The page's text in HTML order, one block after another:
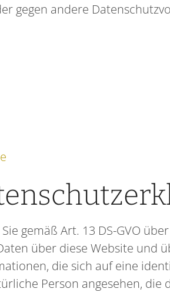
gegen andere
gemäß Art. 13 DS-GVO
über diese Website und
die sich auf eine
Person angesehen,